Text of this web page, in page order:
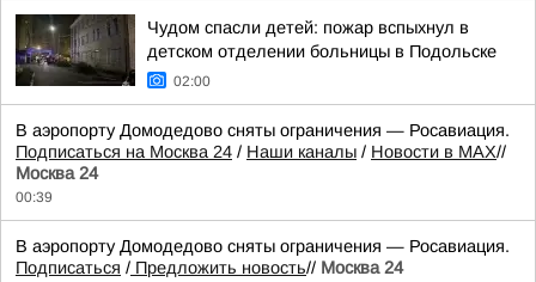
Чудом спасли детей: пожар вспыхнул в
детском отделении больницы в Подольске
02:00
В аэропорту Домодедово сняты ограничения — Росавиация.
Подписаться на Москва 24 / Наши каналы / Новости в MAX//
Москва 24
00:39
В аэропорту Домодедово сняты ограничения — Росавиация.
Подписаться / Предложить новость// Москва 24